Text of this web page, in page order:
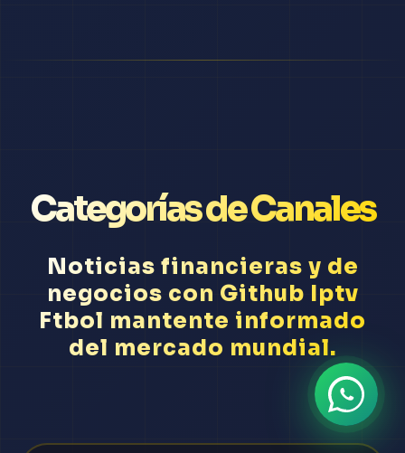
Categorías de Canales
Noticias financieras y de
negocios con Github Iptv
Ftbol mantente informado
del mercado mundial.